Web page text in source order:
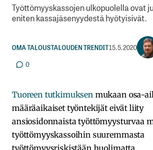
Työttömyyskassojen ulkopuolella ovat
eniten kassajäsenyydestä hyötyisivät.
OMA TALOUSTALOUDEN TRENDIT15.5.2020
0
Tuoreen tutkimuksen mukaan osa-
määräaikaiset työntekijät eivät liity
ansiosidonnaista työttömyysturvaa
työttömyyskassoihin suuremmasta
työttömyysriskistään huolimatta.